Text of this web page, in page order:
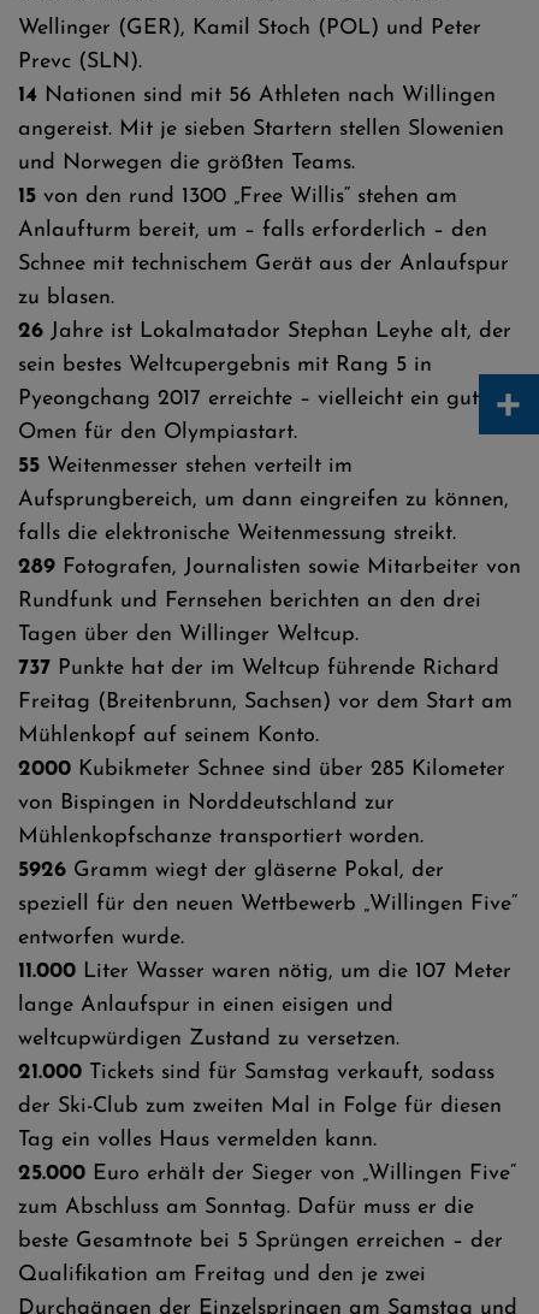
Wellinger (GER), Kamil Stoch (POL) und Peter
Prevc (SLN).
14 Nationen sind mit 56 Athleten nach Willingen
angereist. Mit je sieben Startern stellen Slowenien
und Norwegen die größten Teams.
15 von den rund 1300 „Free Willis“ stehen am
Anlaufturm bereit, um – falls erforderlich – den
Schnee mit technischem Gerät aus der Anlaufspur
zu blasen.
26 Jahre ist Lokalmatador Stephan Leyhe alt, der
sein bestes Weltcupergebnis mit Rang 5 in
Pyeongchang 2017 erreichte – vielleicht ein gutes
Omen für den Olympiastart.
55 Weitenmesser stehen verteilt im
Aufsprungbereich, um dann eingreifen zu können,
falls die elektronische Weitenmessung streikt.
289 Fotografen, Journalisten sowie Mitarbeiter von
Rundfunk und Fernsehen berichten an den drei
Tagen über den Willinger Weltcup.
737 Punkte hat der im Weltcup führende Richard
Freitag (Breitenbrunn, Sachsen) vor dem Start am
Mühlenkopf auf seinem Konto.
2000 Kubikmeter Schnee sind über 285 Kilometer
von Bispingen in Norddeutschland zur
Mühlenkopfschanze transportiert worden.
5926 Gramm wiegt der gläserne Pokal, der
speziell für den neuen Wettbewerb „Willingen Five“
entworfen wurde.
11.000 Liter Wasser waren nötig, um die 107 Meter
lange Anlaufspur in einen eisigen und
weltcupwürdigen Zustand zu versetzen.
21.000 Tickets sind für Samstag verkauft, sodass
der Ski-Club zum zweiten Mal in Folge für diesen
Tag ein volles Haus vermelden kann.
25.000 Euro erhält der Sieger von „Willingen Five“
zum Abschluss am Sonntag. Dafür muss er die
beste Gesamtnote bei 5 Sprüngen erreichen – der
Qualifikation am Freitag und den je zwei
Durchgängen der Einzelspringen am Samstag und
+